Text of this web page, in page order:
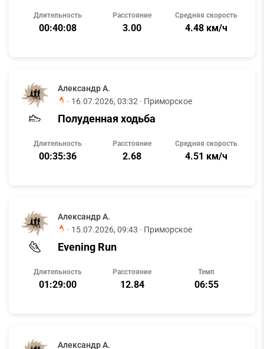
Длительность
00:40:08
Расстояние
3.00
Средняя скорость
4.48 км/ч
Александр А.
· 16.07.2026, 03:32 · Приморское
Полуденная ходьба
Длительность
00:35:36
Расстояние
2.68
Средняя скорость
4.51 км/ч
Александр А.
· 15.07.2026, 09:43 · Приморское
Evening Run
Длительность
01:29:00
Расстояние
12.84
Темп
06:55
Александр А.